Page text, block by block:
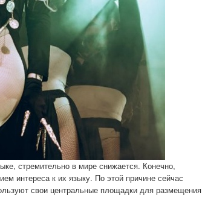
стремительно в мире снижается. Конечно,
интереса к их языку. По этой причине сейчас
свои центральные площадки для размещения